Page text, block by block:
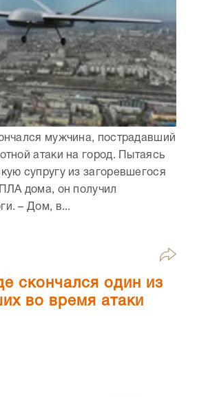
мужчина, пострадавший
атаки на город. Пытаясь
супругу из загоревшегося
дома, он получил
– Дом, в...
скончался один из
во время атаки